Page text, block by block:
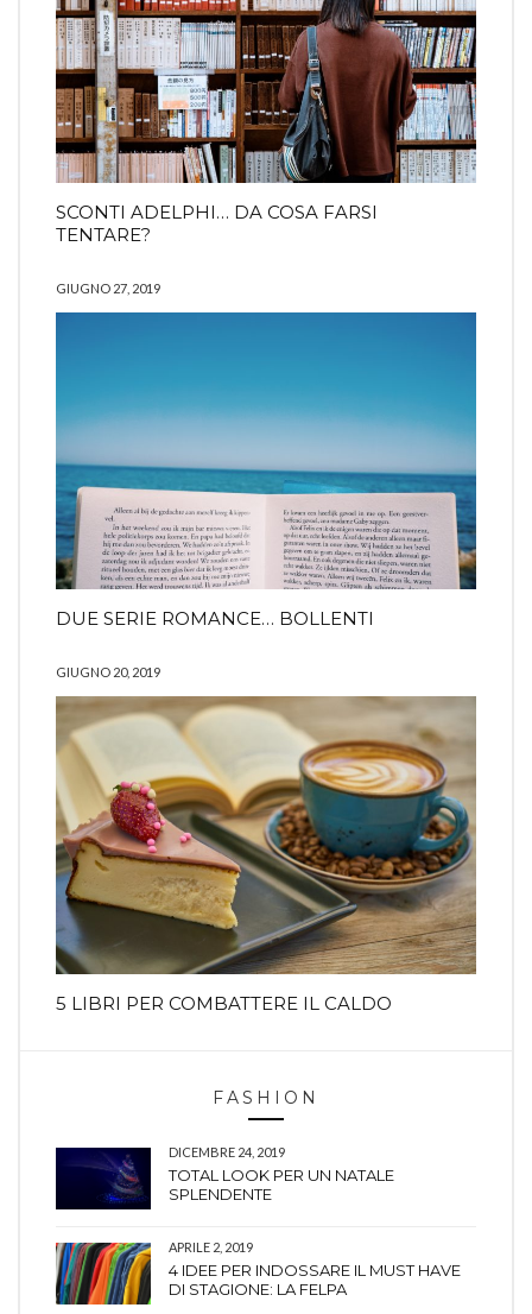
SCONTI ADELPHI… DA COSA FARSI
TENTARE?
GIUGNO 27, 2019
DUE SERIE ROMANCE… BOLLENTI
GIUGNO 20, 2019
5 LIBRI PER COMBATTERE IL CALDO
FASHION
DICEMBRE 24, 2019
TOTAL LOOK PER UN NATALE
SPLENDENTE
APRILE 2, 2019
4 IDEE PER INDOSSARE IL MUST HAVE
DI STAGIONE: LA FELPA